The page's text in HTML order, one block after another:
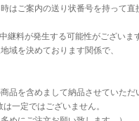
ご案内の送り状番号を持って直
継料が発生する可能性がございま
域を決めております関係で、
品を含めまして納品させていただ
一定ではございません。